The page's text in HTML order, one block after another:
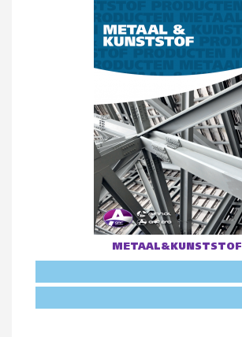
METAAL&KUNSTSTOF